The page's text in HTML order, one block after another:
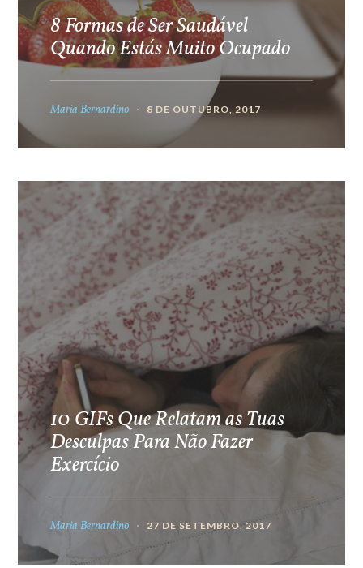
8 Formas de Ser Saudável
Quando Estás Muito Ocupado
Maria Bernardino 8 DE OUTUBRO, 2017
10 GIFs Que Relatam as Tuas
Desculpas Para Não Fazer
Exercício
Maria Bernardino 27 DE SETEMBRO, 2017